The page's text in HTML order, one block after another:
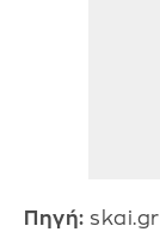
Πηγή: skai.gr